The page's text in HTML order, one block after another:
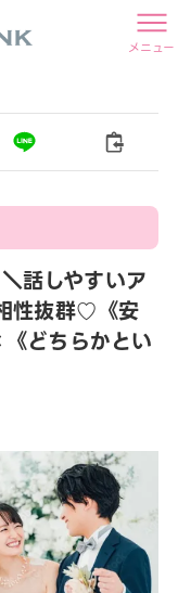
メニュー
話しやすいア
性抜群♡《安
どちらかとい